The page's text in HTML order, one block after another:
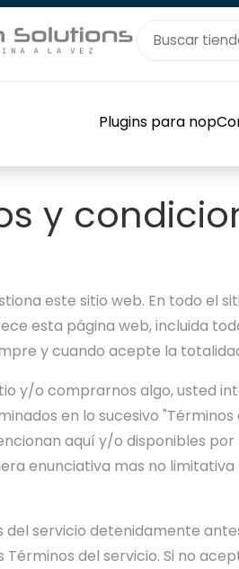
Plugins para
y
este sitio web. En todo el
esta página web, incluida
y cuando acepte la
y/o comprarnos algo, usted
en lo sucesivo
aquí y/o disponibles
enunciativa mas no
del servicio detenidamente
del servicio. Si no